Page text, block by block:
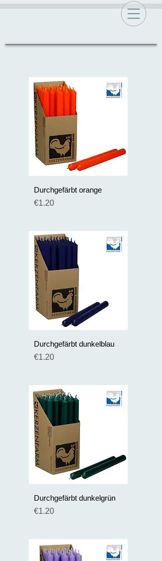
Durchgefärbt orange
Preis
€1.20
Durchgefärbt dunkelblau
Preis
€1.20
Durchgefärbt dunkelgrün
Preis
€1.20